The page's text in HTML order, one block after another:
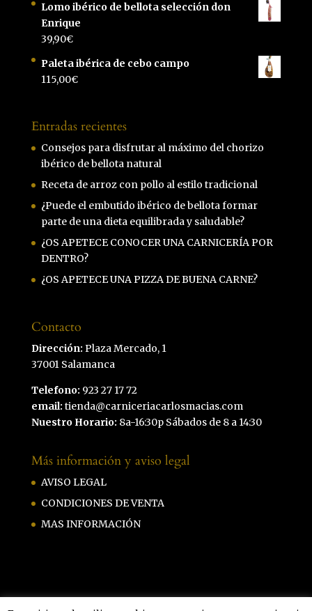
Lomo ibérico de bellota selección don
Enrique
39,90€
Paleta ibérica de cebo campo
115,00€
Entradas recientes
Consejos para disfrutar al máximo del chorizo
ibérico de bellota natural
Receta de arroz con pollo al estilo tradicional
¿Puede el embutido ibérico de bellota formar
parte de una dieta equilibrada y saludable?
¿OS APETECE CONOCER UNA CARNICERÍA POR
DENTRO?
¿OS APETECE UNA PIZZA DE BUENA CARNE?
Contacto
Dirección: Plaza Mercado, 1
37001 Salamanca
Telefono: 923 27 17 72
email: tienda@carniceriacarlosmacias.com
Nuestro Horario: 8a-16:30p Sábados de 8 a 14:30
Más información y aviso legal
AVISO LEGAL
CONDICIONES DE VENTA
MAS INFORMACIÓN